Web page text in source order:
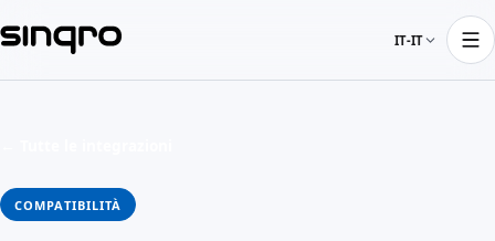
IT-IT
COMPATIBILITÀ